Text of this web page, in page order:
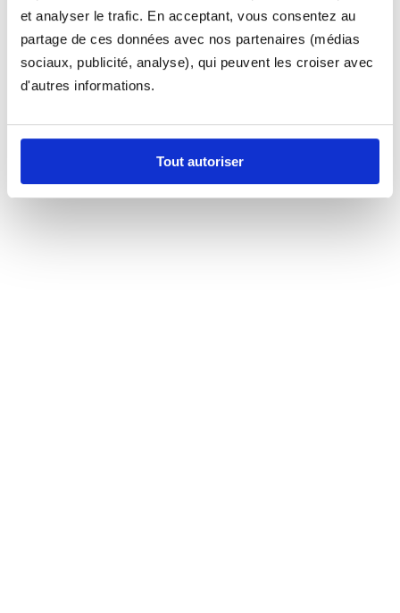
et analyser le trafic. En acceptant, vous consentez au
partage de ces données avec nos partenaires (médias
sociaux, publicité, analyse), qui peuvent les croiser avec
d'autres informations.
Tout autoriser